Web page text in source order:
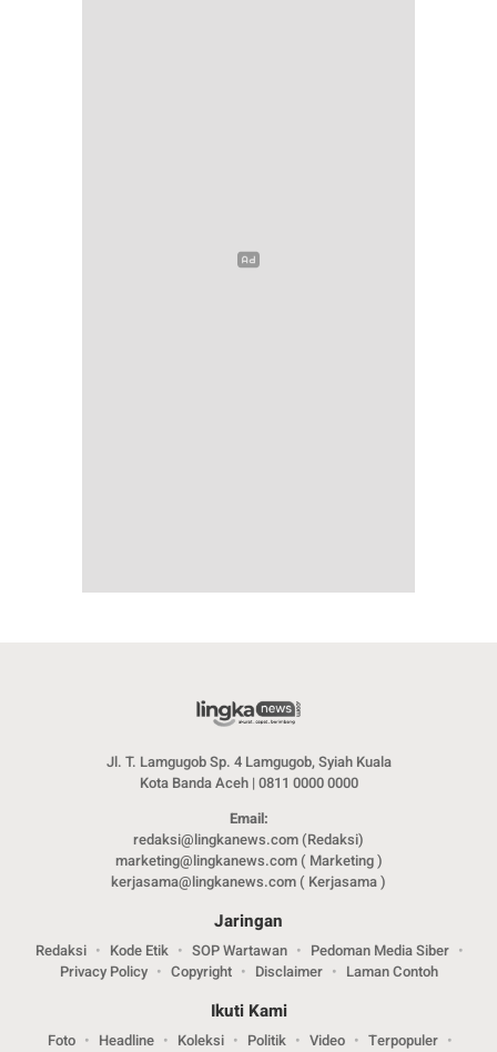
Jl. T. Lamgugob Sp. 4 Lamgugob, Syiah Kuala
Kota Banda Aceh | 0811 0000 0000
Email:
redaksi@lingkanews.com (Redaksi)
marketing@lingkanews.com ( Marketing )
kerjasama@lingkanews.com ( Kerjasama )
Jaringan
Redaksi Kode Etik SOP Wartawan
Pedoman Media Siber
Privacy Policy
Copyright Disclaimer Laman Contoh
Ikuti Kami
Foto Headline Koleksi Politik Video
Terpopuler